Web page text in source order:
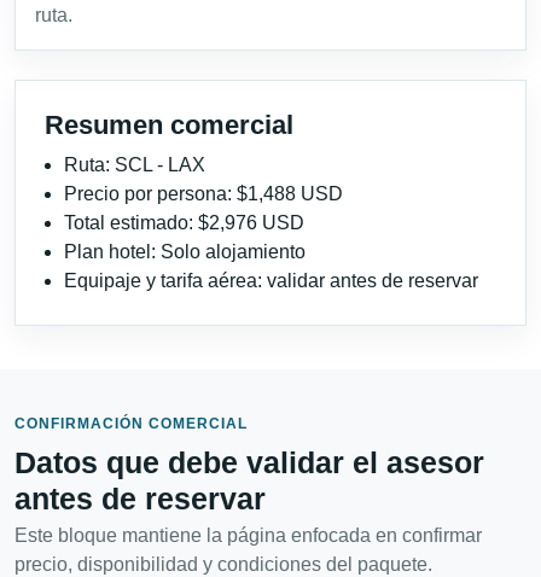
ruta.
Resumen comercial
Ruta: SCL - LAX
Precio por persona: $1,488 USD
Total estimado: $2,976 USD
Plan hotel: Solo alojamiento
Equipaje y tarifa aérea: validar antes de reservar
CONFIRMACIÓN COMERCIAL
Datos que debe validar el asesor
antes de reservar
Este bloque mantiene la página enfocada en confirmar
precio, disponibilidad y condiciones del paquete.